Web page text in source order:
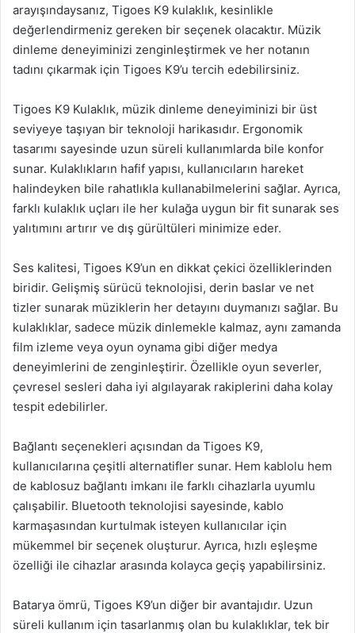
arayışındaysanız, Tigoes K9 kulaklık, kesinlikle
değerlendirmeniz gereken bir seçenek olacaktır. Müzik
dinleme deneyiminizi zenginleştirmek ve her notanın
tadını çıkarmak için Tigoes K9’u tercih edebilirsiniz.
Tigoes K9 Kulaklık, müzik dinleme deneyiminizi bir üst
seviyeye taşıyan bir teknoloji harikasıdır. Ergonomik
tasarımı sayesinde uzun süreli kullanımlarda bile konfor
sunar. Kulaklıkların hafif yapısı, kullanıcıların hareket
halindeyken bile rahatlıkla kullanabilmelerini sağlar. Ayrıca,
farklı kulaklık uçları ile her kulağa uygun bir fit sunarak ses
yalıtımını artırır ve dış gürültüleri minimize eder.
Ses kalitesi, Tigoes K9’un en dikkat çekici özelliklerinden
biridir. Gelişmiş sürücü teknolojisi, derin baslar ve net
tizler sunarak müziklerin her detayını duymanızı sağlar. Bu
kulaklıklar, sadece müzik dinlemekle kalmaz, aynı zamanda
film izleme veya oyun oynama gibi diğer medya
deneyimlerini de zenginleştirir. Özellikle oyun severler,
çevresel sesleri daha iyi algılayarak rakiplerini daha kolay
tespit edebilirler.
Bağlantı seçenekleri açısından da Tigoes K9,
kullanıcılarına çeşitli alternatifler sunar. Hem kablolu hem
de kablosuz bağlantı imkanı ile farklı cihazlarla uyumlu
çalışabilir. Bluetooth teknolojisi sayesinde, kablo
karmaşasından kurtulmak isteyen kullanıcılar için
mükemmel bir seçenek oluşturur. Ayrıca, hızlı eşleşme
özelliği ile cihazlar arasında kolayca geçiş yapabilirsiniz.
Batarya ömrü, Tigoes K9’un diğer bir avantajıdır. Uzun
süreli kullanım için tasarlanmış olan bu kulaklıklar, tek bir